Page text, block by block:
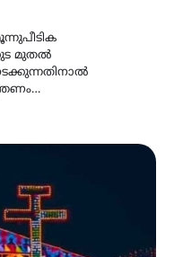
മുതൽ